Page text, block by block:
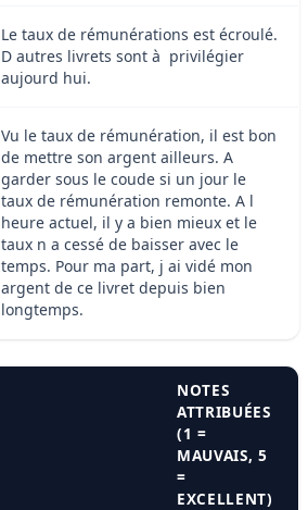
Le taux de rémunérations est écroulé.
D autres livrets sont à privilégier
aujourd hui.
Vu le taux de rémunération, il est bon
de mettre son argent ailleurs. A
garder sous le coude si un jour le
taux de rémunération remonte. A l
heure actuel, il y a bien mieux et le
taux n a cessé de baisser avec le
temps. Pour ma part, j ai vidé mon
argent de ce livret depuis bien
longtemps.
NOTES
ATTRIBUÉES
(1 =
MAUVAIS, 5
=
EXCELLENT)